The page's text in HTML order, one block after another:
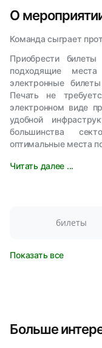
О
Команда сыграет
Приобрести
подходящие
электронные
Печать не
электронном виде
удобной
большинства
оптимальные места
Читать далее ...
билеты
Показать все
Больше